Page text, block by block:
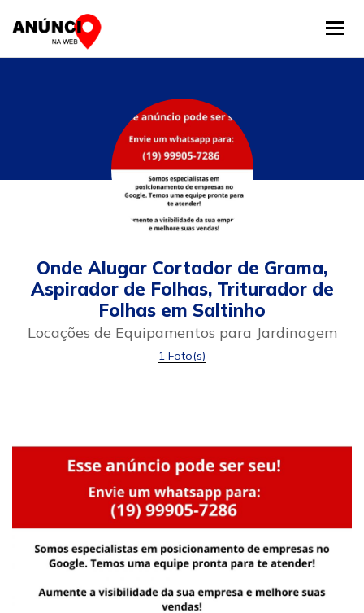
Onde Alugar Cortador de Grama,
Aspirador de Folhas, Triturador de
Folhas em Saltinho
Locações de Equipamentos para Jardinagem
1 Foto(s)